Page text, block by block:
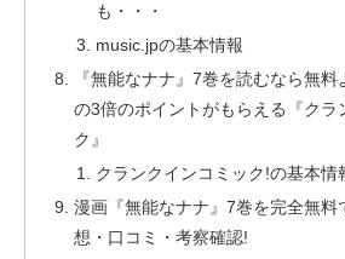
も・・・
music.jpの基本情報
『無能なナナ』7巻を読むなら無
の3倍のポイントがもらえる『クラ
ク』
クランクインコミック!の基本情
漫画『無能なナナ』7巻を完全無料
想・口コミ・考察確認!